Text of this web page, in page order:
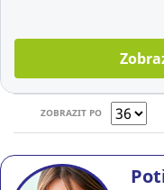
ZOBRAZIT PO